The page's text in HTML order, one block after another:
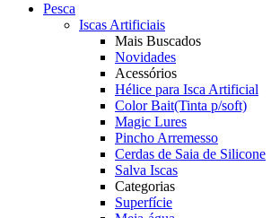
Pesca
Iscas Artificiais
Mais Buscados
Novidades
Acessórios
Hélice para Isca Artificial
Color Bait(Tinta p/soft)
Magic Lures
Pincho Arremesso
Cerdas de Saia de Silicone
Salva Iscas
Categorias
Superfície